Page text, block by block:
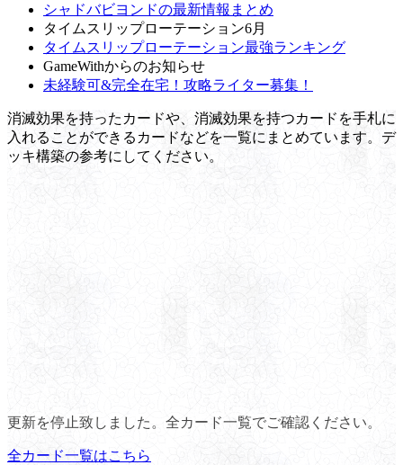
シャドバビヨンドの最新情報まとめ
タイムスリップローテーション6月
タイムスリップローテーション最強ランキング
GameWithからのお知らせ
未経験可&完全在宅！攻略ライター募集！
消滅効果を持ったカードや、消滅効果を持つカードを手札に
入れることができるカードなどを一覧にまとめています。デ
ッキ構築の参考にしてください。
更新を停止致しました。全カード一覧でご確認ください。
全カード一覧はこちら